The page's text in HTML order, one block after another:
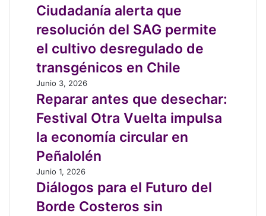
“ceja
y
ceja”
nueva
consulta
del
SAG
alerta
resolución
del
SAG
permite
el
cultivo
desregulado
de
transgénicos
en
Chile
Ciudadanía alerta que
resolución del SAG permite
el cultivo desregulado de
transgénicos en Chile
Reparar
antes
desechar:
Festival
Otra
Vuelta
impulsa
la
economía
circular
Junio 3, 2026
Reparar antes que desechar:
Festival Otra Vuelta impulsa
la economía circular en
Peñalolén
Diálogos
para
Futuro
Junio 1, 2026
Diálogos para el Futuro del
Borde Costeros sin